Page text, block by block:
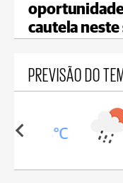
cautela
PREVISÃO DO
18°C